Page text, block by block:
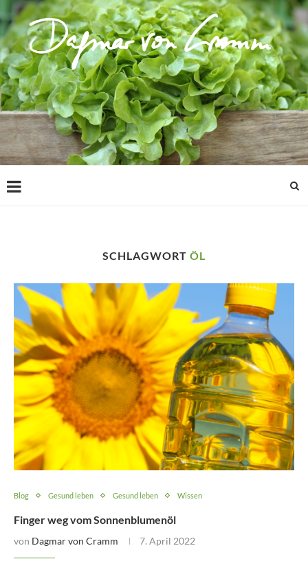
SCHLAGWORT ÖL
Blog Gesund leben Gesund leben Wissen
Finger weg vom Sonnenblumenöl
von Dagmar von Cramm 7. April 2022